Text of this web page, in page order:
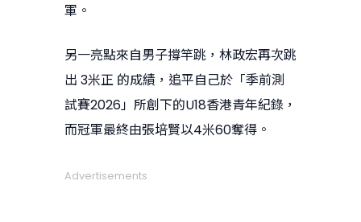
軍。
另一亮點來自男子撐竿跳，林政宏再次跳
出 3米正 的成績，追平自己於「季前測
試賽2026」所創下的U18香港青年紀錄，
而冠軍最終由張培賢以4米60奪得。
Advertisements